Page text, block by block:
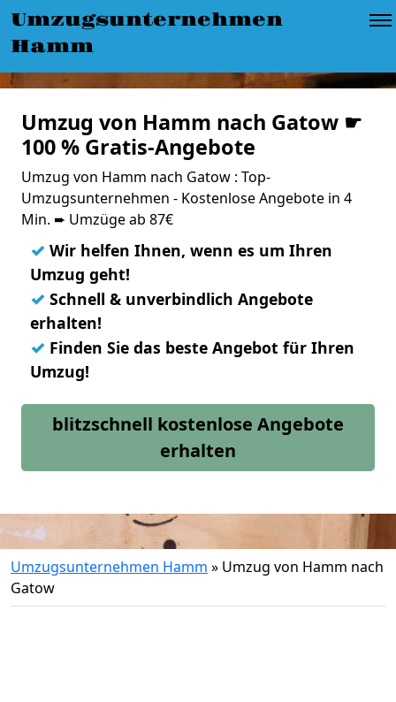
Umzugsunternehmen
Hamm
Umzug von Hamm nach Gatow ☛
100 % Gratis-Angebote
Umzug von Hamm nach Gatow : Top-
Umzugsunternehmen - Kostenlose Angebote in 4
Min. ➨ Umzüge ab 87€
✓ Wir helfen Ihnen, wenn es um Ihren
Umzug geht!
✓ Schnell & unverbindlich Angebote
erhalten!
✓ Finden Sie das beste Angebot für Ihren
Umzug!
blitzschnell kostenlose Angebote
erhalten
Umzugsunternehmen Hamm » Umzug von Hamm nach
Gatow